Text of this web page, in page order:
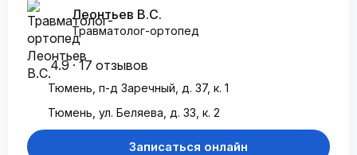
Леонтьев В.С.
Травматолог-ортопед
4.9 · 17 отзывов
Тюмень, п-д Заречный, д. 37, к. 1
Тюмень, ул. Беляева, д. 33, к. 2
Записаться онлайн